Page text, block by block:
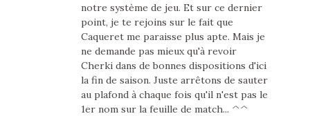
notre système de jeu. Et sur ce dernier
point, je te rejoins sur le fait que
Caqueret me paraisse plus apte. Mais je
ne demande pas mieux qu'à revoir
Cherki dans de bonnes dispositions d'ici
la fin de saison. Juste arrêtons de sauter
au plafond à chaque fois qu'il n'est pas le
1er nom sur la feuille de match... ^^